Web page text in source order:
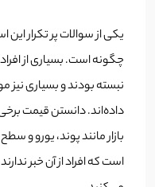
یکی از سوالات پر تکرار
چگونه است. بسیاری از
نبسته بودند و بسیاری
داده‌اند. دانستن قیمت
بازار مانند پوند، یورو
است که افراد از آن خبر